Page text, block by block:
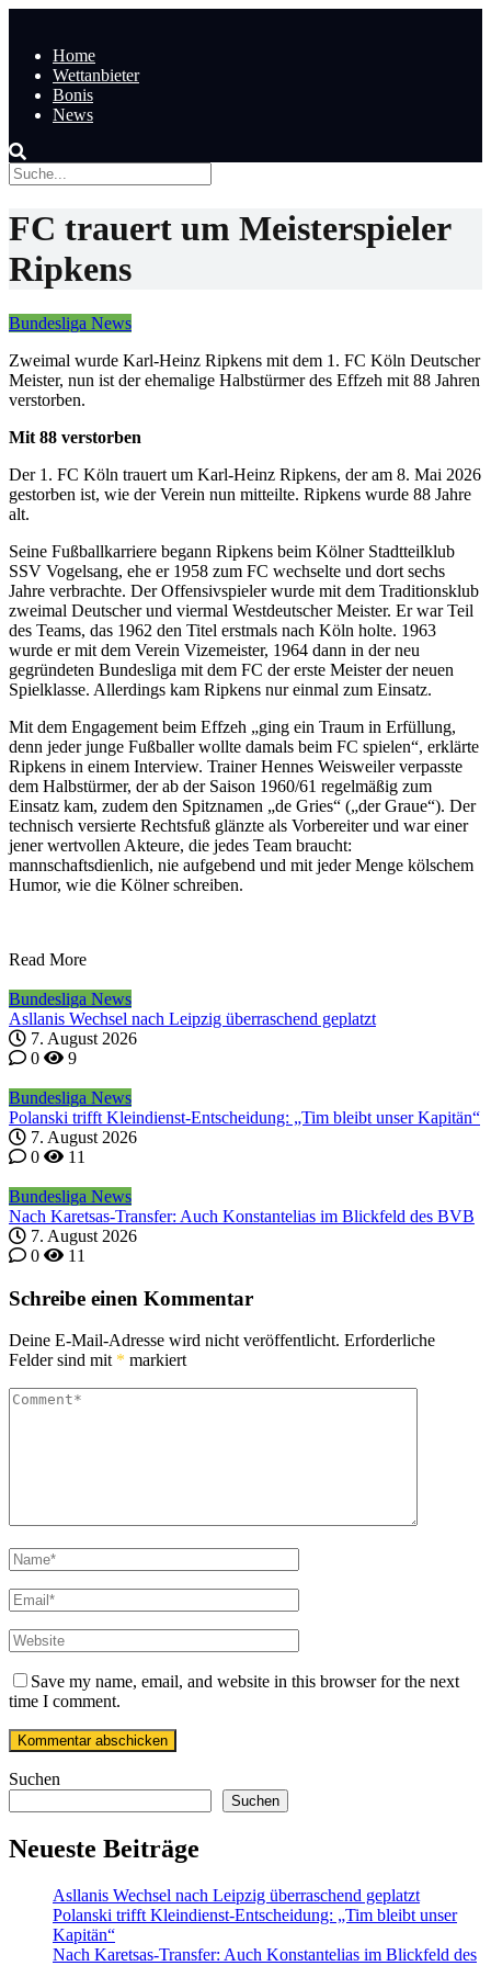
Home
Wettanbieter
Bonis
News
FC trauert um Meisterspieler
Ripkens
Bundesliga News
Zweimal wurde Karl-Heinz Ripkens mit dem 1. FC Köln Deutscher
Meister, nun ist der ehemalige Halbstürmer des Effzeh mit 88 Jahren
verstorben.
Mit 88 verstorben
Der 1. FC Köln trauert um Karl-Heinz Ripkens, der am 8. Mai 2026
gestorben ist, wie der Verein nun mitteilte. Ripkens wurde 88 Jahre
alt.
Seine Fußballkarriere begann Ripkens beim Kölner Stadtteilklub
SSV Vogelsang, ehe er 1958 zum FC wechselte und dort sechs
Jahre verbrachte. Der Offensivspieler wurde mit dem Traditionsklub
zweimal Deutscher und viermal Westdeutscher Meister. Er war Teil
des Teams, das 1962 den Titel erstmals nach Köln holte. 1963
wurde er mit dem Verein Vizemeister, 1964 dann in der neu
gegründeten Bundesliga mit dem FC der erste Meister der neuen
Spielklasse. Allerdings kam Ripkens nur einmal zum Einsatz.
Mit dem Engagement beim Effzeh „ging ein Traum in Erfüllung,
denn jeder junge Fußballer wollte damals beim FC spielen“, erklärte
Ripkens in einem Interview. Trainer Hennes Weisweiler verpasste
dem Halbstürmer, der ab der Saison 1960/61 regelmäßig zum
Einsatz kam, zudem den Spitznamen „de Gries“ („der Graue“). Der
technisch versierte Rechtsfuß glänzte als Vorbereiter und war einer
jener wertvollen Akteure, die jedes Team braucht:
mannschaftsdienlich, nie aufgebend und mit jeder Menge kölschem
Humor, wie die Kölner schreiben.
Read More
Bundesliga News
Asllanis Wechsel nach Leipzig überraschend geplatzt
7. August 2026
0
9
Bundesliga News
Polanski trifft Kleindienst-Entscheidung: „Tim bleibt unser Kapitän“
7. August 2026
0
11
Bundesliga News
Nach Karetsas-Transfer: Auch Konstantelias im Blickfeld des BVB
7. August 2026
0
11
Schreibe einen Kommentar
Deine E-Mail-Adresse wird nicht veröffentlicht. Erforderliche
Felder sind mit * markiert
Save my name, email, and website in this browser for the next
time I comment.
Suchen
Suchen
Neueste Beiträge
Asllanis Wechsel nach Leipzig überraschend geplatzt
Polanski trifft Kleindienst-Entscheidung: „Tim bleibt unser
Kapitän“
Nach Karetsas-Transfer: Auch Konstantelias im Blickfeld des